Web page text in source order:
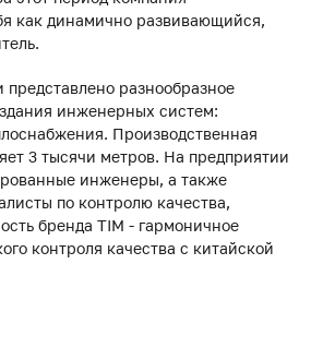
как динамично развивающийся,
разнообразное
инженерных систем:
Производственная
3 тысячи метров. На предприятии
инженеры, а также
по контролю качества,
бренда TIM - гармоничное
контроля качества с китайской